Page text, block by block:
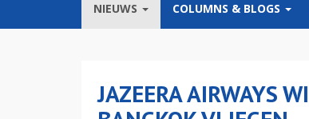
NIEUWS COLUMNS & BLOGS
JAZEERA AIRWAYS